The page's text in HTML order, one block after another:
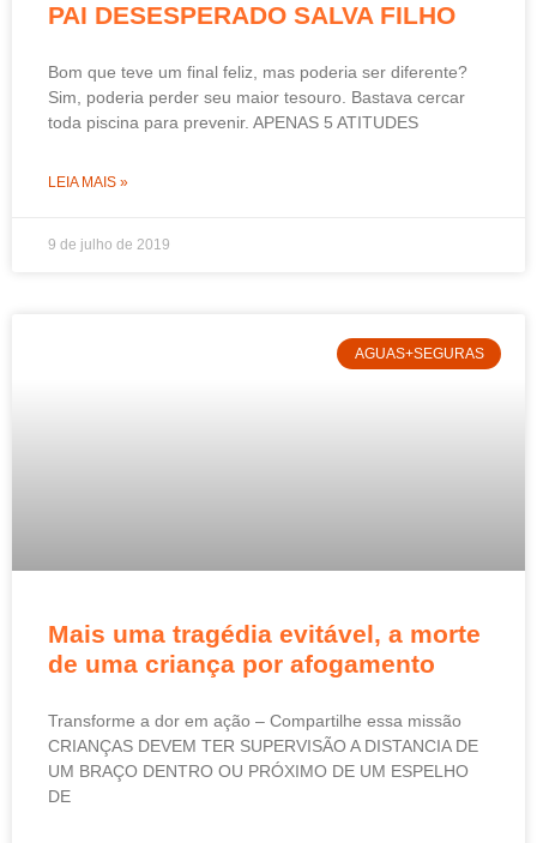
PAI DESESPERADO SALVA FILHO
Bom que teve um final feliz, mas poderia ser diferente?
Sim, poderia perder seu maior tesouro. Bastava cercar
toda piscina para prevenir. APENAS 5 ATITUDES
LEIA MAIS »
9 de julho de 2019
AGUAS+SEGURAS
Mais uma tragédia evitável, a morte
de uma criança por afogamento
Transforme a dor em ação – Compartilhe essa missão
CRIANÇAS DEVEM TER SUPERVISÃO A DISTANCIA DE
UM BRAÇO DENTRO OU PRÓXIMO DE UM ESPELHO
DE